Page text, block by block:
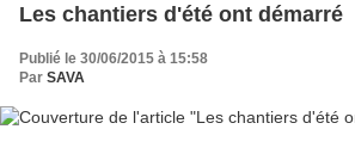
Les chantiers d'été ont démarré
Publié le 30/06/2015 à 15:58
Par SAVA